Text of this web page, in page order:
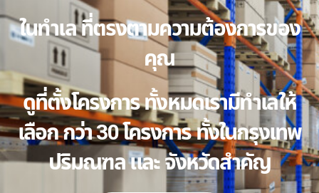
ในทำเล ที่ตรงตามความต้องการของ
คุณ
ดูที่ตั้งโครงการ ทั้งหมดเรามีทำเลให้
เลือก กว่า 30 โครงการ ทั้งในกรุงเทพ
ปริมณฑล และ จังหวัดสำคัญ